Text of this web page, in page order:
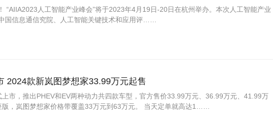
“AIIA2023人工智能产业峰会”将于2023年4月19日-20日在杭州举办。本次人工智能产业
国信息通信究院、人工智能关键技术和应用评……
2024款新岚图梦想家33.99万元起售
市，推出PHEV和EV两种动力共四款车型，官方售价33.99万元、36.99万元、41.99万
，岚图梦想家价格带覆盖33万元到63万元。 当天定单就高达1……